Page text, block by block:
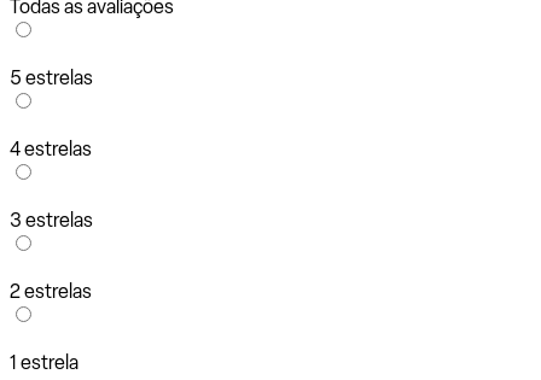
Todas as avaliações
5 estrelas
4 estrelas
3 estrelas
2 estrelas
1 estrela